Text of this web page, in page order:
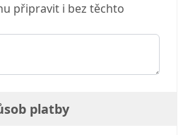
připravit i bez těchto
platby